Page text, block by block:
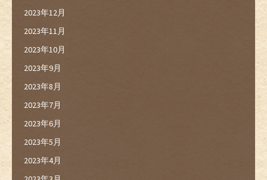
2023年12月
2023年11月
2023年10月
2023年9月
2023年8月
2023年7月
2023年6月
2023年5月
2023年4月